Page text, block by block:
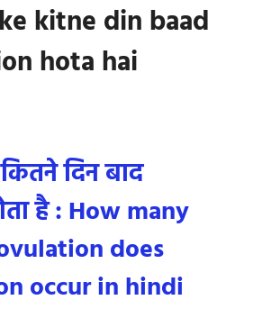
kitne din baad
hota hai
दिन बाद
है : How many
does
occur in hindi